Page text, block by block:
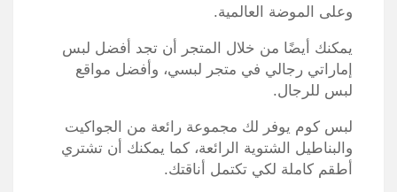
وعلى الموضة العالمية.
يمكنك أيضًا من خلال المتجر أن تجد أفضل لبس
إماراتي رجالي في متجر لبسي، وأفضل مواقع
لبس للرجال.
لبس كوم يوفر لك مجموعة رائعة من الجواكيت
والبناطيل الشتوية الرائعة، كما يمكنك أن تشتري
أطقم كاملة لكي تكتمل أناقتك.